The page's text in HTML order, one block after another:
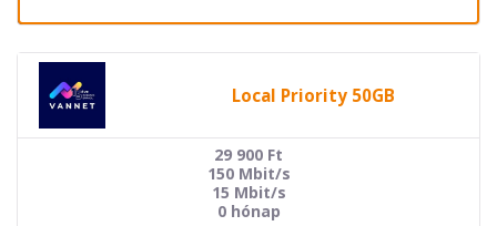
Local Priority 50GB
29 900 Ft
150 Mbit/s
15 Mbit/s
0 hónap